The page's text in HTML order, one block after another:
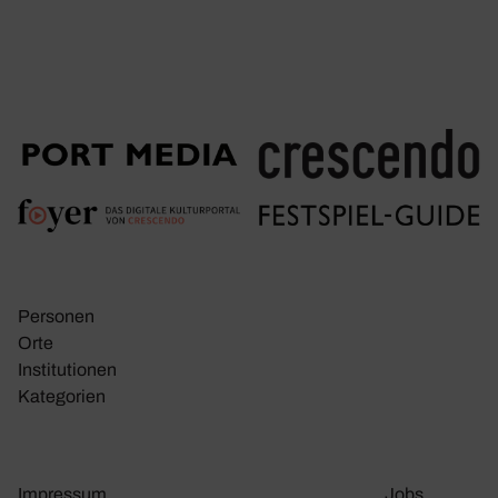
Personen
Orte
Insti­tu­tionen
Kate­go­rien
Impressum Jobs